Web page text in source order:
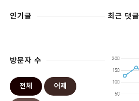
인기글 최근 댓글
방문자 수
전체 어제